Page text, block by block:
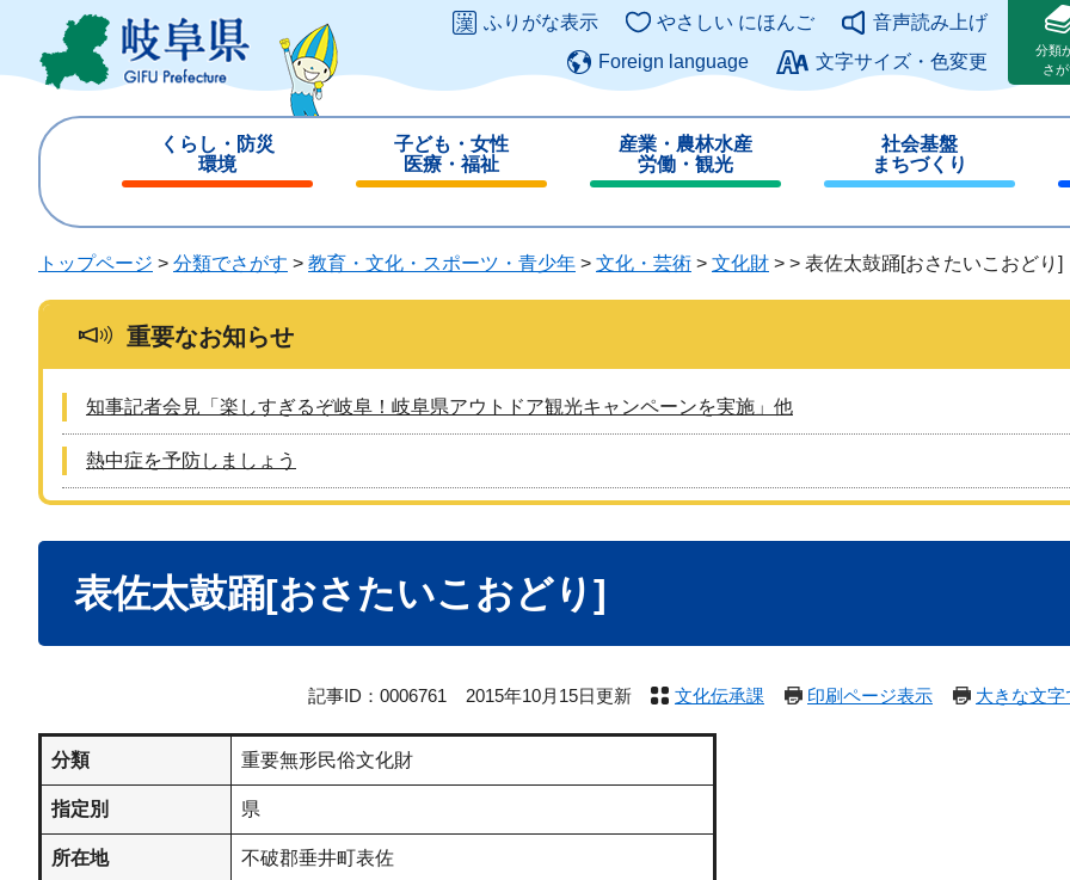
ジ
ュ
このページの本文へ
ふりがな表示 やさしい にほんご
音声読み上げ
Foreign language
文字サイズ・色変更
分類
さ
くらし・防災
環境
じ
子ども・女性
医療・福祉
じ
る
産業・農林水産
労働・観光
じ
る
社会基盤
まちづくり
じ
る
る
トップページ > 分類でさがす > 教育・文化・スポーツ・青少年 > 文化・芸術 > 文化財 > > 表佐太鼓踊[おさたいこおどり]
重要なお知らせ
知事記者会見「楽しすぎるぞ岐阜！岐阜県アウトドア観光キャンペーンを実施」他
熱中症を予防しましょう
表佐太鼓踊[おさたいこおどり]
記事ID：0006761 2015年10月15日更新 文化伝承課 印刷ページ表示 大きな文
分類 重要無形民俗文化財
指定別 県
所在地 不破郡垂井町表佐